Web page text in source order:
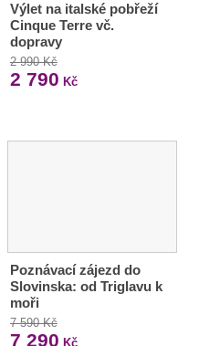
Výlet na italské pobřeží
Cinque Terre vč.
dopravy
2 990 Kč
2 790 Kč
Poznávací zájezd do
Slovinska: od Triglavu k
moři
7 590 Kč
7 290 Kč